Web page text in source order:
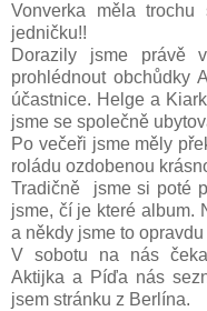
Vonverka měla
jedničku!!
Dorazily jsme právě
prohlédnout obchůdky
účastnice. Helge a
jsme se společně
Po večeři jsme měly
roládu ozdobenou
Tradičně jsme si poté
jsme, čí je které album.
a někdy jsme to
V sobotu na nás
Aktijka a Píďa nás
jsem stránku z Berlína.